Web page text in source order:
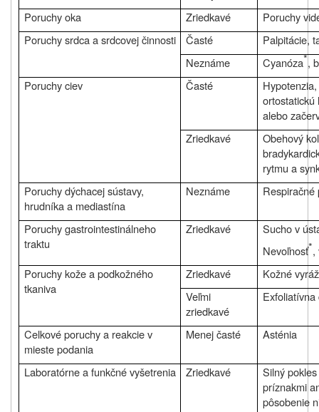
Poruchy oka
Zriedkavé
Poruchy
Poruchy srdca a srdcovej činnosti
Časté
Palpitácie,
Neznáme
Cyanóza*,
Poruchy ciev
Časté
ortostatickú
alebo
Zriedkavé
Obehový
rytmu a
Poruchy dýchacej sústavy,
hrudníka a mediastína
Neznáme Respiračné
Poruchy gastrointestinálneho
traktu
Zriedkavé
Sucho v
Nevoľnosť*,
Poruchy kože a podkožného
tkaniva
Zriedkavé
Kožné
Veľmi
zriedkavé
Celkové poruchy a reakcie v
mieste podania
Menej časté Asténia
Laboratórne a funkčné vyšetrenia Zriedkavé
Silný
príznakmi
pôsobenie